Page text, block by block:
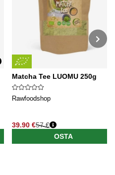
Matcha Tee LUOMU 250g
Rawfoodshop
39.90 €
Normaali hinta
57 €
OSTA